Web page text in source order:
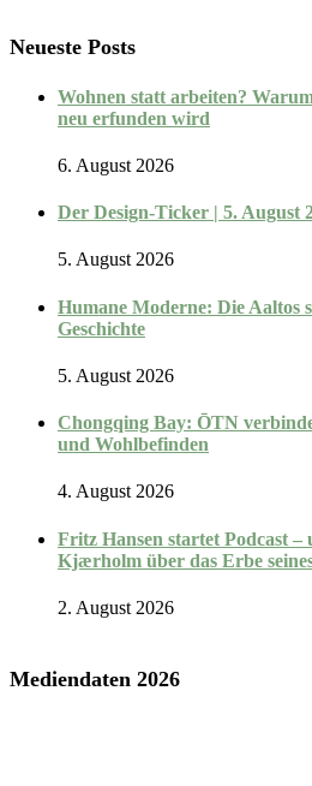
Neueste Posts
Wohnen statt arbeiten?
neu erfunden wird
6. August 2026
Der Design-Ticker | 5. August
5. August 2026
Humane Moderne: Die Aaltos
Geschichte
5. August 2026
Chongqing Bay: ŌTN
und Wohlbefinden
4. August 2026
Fritz Hansen startet Podcast –
Kjærholm über das Erbe
2. August 2026
Mediendaten 2026